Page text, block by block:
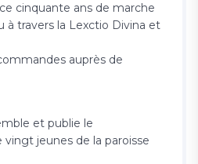
cinquante ans de marche
à travers la Lexctio Divina et
auprès de
et publie le
jeunes de la paroisse